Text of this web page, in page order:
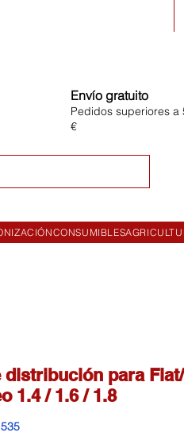
Envío gratuito
Pedidos superiores a
€
CONSUMIBLES
distribución para
1.4 / 1.6 / 1.8